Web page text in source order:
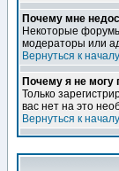
Почему мне
Некоторые
модераторы или
Вернуться к началу
Почему я не могу
Только
вас нет на это
Вернуться к началу